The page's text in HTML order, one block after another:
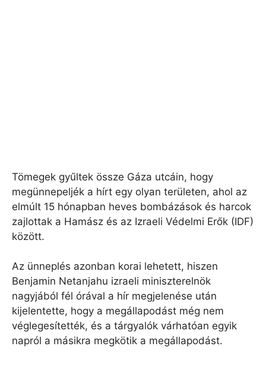
Tömegek gyűltek össze Gáza utcáin, hogy
megünnepeljék a hírt egy olyan területen, ahol az
elmúlt 15 hónapban heves bombázások és harcok
zajlottak a Hamász és az Izraeli Védelmi Erők (IDF)
között.
Az ünneplés azonban korai lehetett, hiszen
Benjamin Netanjahu izraeli miniszterelnök
nagyjából fél órával a hír megjelenése után
kijelentette, hogy a megállapodást még nem
véglegesítették, és a tárgyalók várhatóan egyik
napról a másikra megkötik a megállapodást.